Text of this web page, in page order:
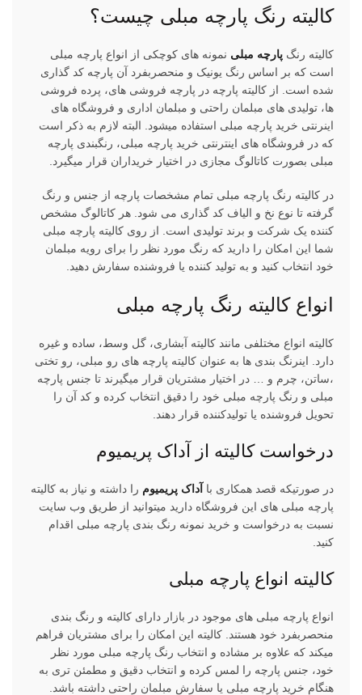
کالیته رنگ پارچه مبلی چیست؟
کالیته رنگ پارچه مبلی نمونه های کوچکی از انواع پارچه مبلی
است که بر اساس رنگ یونیک و منحصربفرد آن پارچه کد گذاری
شده است. از کالیته پارچه در پارچه فروشی های، پرده فروشی
ها، تولیدی های مبلمان راحتی و مبلمان اداری و فروشگاه های
اینرنتی خرید پارچه مبلی استفاده میشود. البته لازم به ذکر است
که در فروشگاه های اینترنتی خرید پارچه مبلی، رنگبندی پارچه
مبلی بصورت کاتالوگ مجازی در اختیار خریداران قرار میگیرد.
در کالیته رنگ پارچه مبلی تمام مشخصات پارچه از جنس و رنگ
گرفته تا نوع نخ و الیاف کد گذاری می شود. هر کاتالوگ مشخص
کننده یک شرکت و برند تولیدی است. از روی کالیته پارچه مبلی
شما این امکان را دارید که رنگ مورد نظر را برای رویه مبلمان
خود انتخاب کنید و به تولید کننده یا فروشنده سفارش دهید.
انواع کالیته رنگ پارچه مبلی
کالیته انواع مختلفی مانند کالیته آبشاری، گل وسط، ساده و غیره
دارد. اینرنگ بندی ها به عنوان کالیته پارچه های رو مبلی، رو تختی
،ساتن، چرم و … در اختیار مشتریان قرار میگیرند تا جنس پارچه
مبلی و رنگ پارچه مبلی خود را دقیق انتخاب کرده و کد آن را
تحویل فروشنده یا تولیدکننده قرار دهند.
درخواست کالیته از آداک پریمیوم
در صورتیکه قصد همکاری با آداک پریمیوم را داشته و نیاز به کالیته
پارچه مبلی های این فروشگاه دارید میتوانید از طریق وب سایت
نسبت به درخواست و خرید نمونه رنگ بندی پارچه مبلی اقدام
کنید.
کالیته انواع پارچه مبلی
انواع پارچه مبلی های موجود در بازار دارای کالیته و رنگ بندی
منحصربفرد خود هستند. کالیته این امکان را برای مشتریان فراهم
میکند که علاوه بر مشاده و انتخاب رنگ پارچه مبلی مورد نظر
خود، جنس پارچه را لمس کرده و انتخاب دقیق و مطمئن تری به
هنگام خرید پارچه مبلی یا سفارش مبلمان راحتی داشته باشد.